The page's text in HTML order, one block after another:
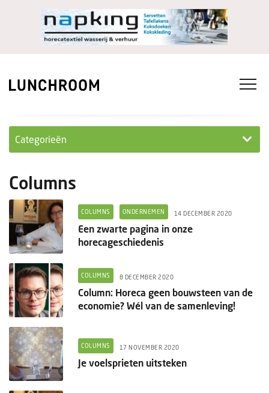
Categorieën
Ondernemen in...
Ondernemen
Nieuwe lunchrooms
Columns
Groots ondernemen
Columns
COLUMNS ONDERNEMEN 14 DECEMBER 2020
Een zwarte pagina in onze
horecageschiedenis
COLUMNS 8 DECEMBER 2020
Column: Horeca geen bouwsteen van de
economie? Wél van de samenleving!
COLUMNS 17 NOVEMBER 2020
Je voelsprieten uitsteken